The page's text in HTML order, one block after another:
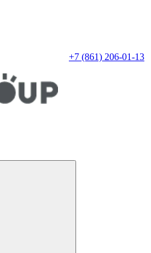
+7 (861) 206-01-13